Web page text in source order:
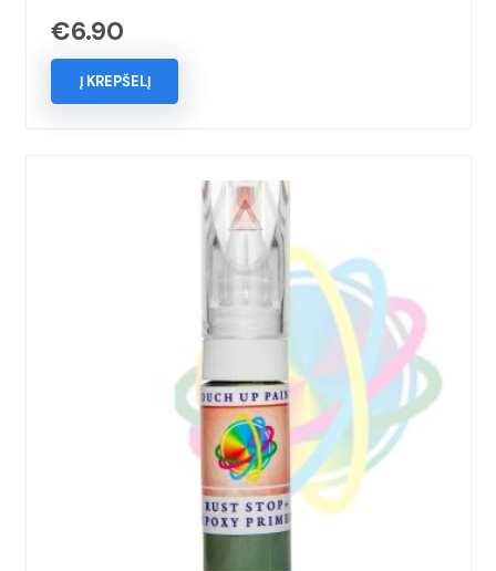
€6.90
Į KREPŠELĮ